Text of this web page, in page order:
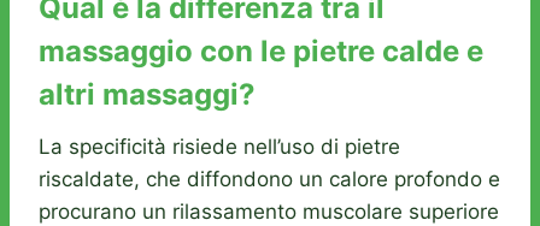
Qual è la differenza tra il
massaggio con le pietre calde e
altri massaggi?
La specificità risiede nell’uso di pietre
riscaldate, che diffondono un calore profondo e
procurano un rilassamento muscolare superiore